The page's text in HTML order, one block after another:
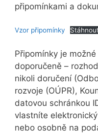
připomínkami a
Vzor připomínky
Připomínky je
doporučeně –
nikoli doručení
rozvoje (OÚPR),
datovou schránkou
vlastníte
nebo osobně na